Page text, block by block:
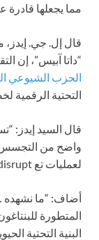
مما يجعلها قادرة
قال إل. جي. إيدز،
“داتا آبيس”، إن
الحزب الشيوعي
التحتية الرقمية
قال السيد إيدز:
واضح من التجسس
لعمليات تع disrupt لا disruptive.”
أضاف: “ما نشهده
المتطورة
البنية التحتية